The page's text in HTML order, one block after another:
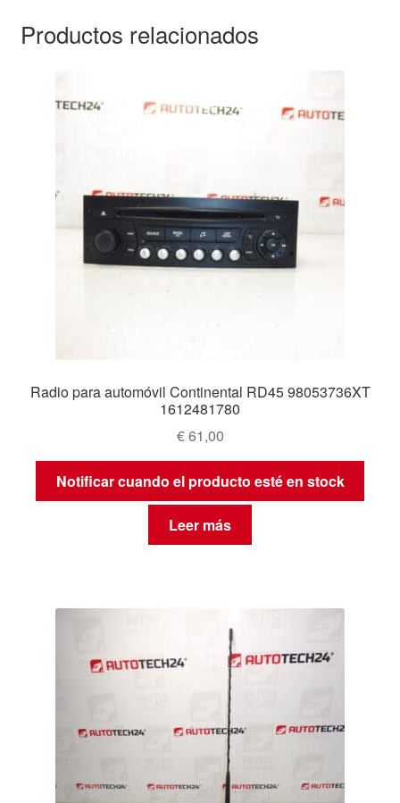
Productos relacionados
Radio para automóvil Continental RD45 98053736XT
1612481780
€61,00
Notificar cuando el producto esté en stock
Leer más